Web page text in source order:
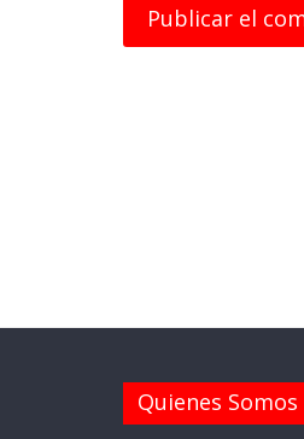
Quienes Somos